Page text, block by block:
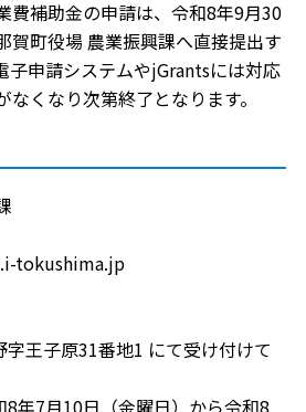
費補助金の申請は、令和8年9月30
賀町役場 農業振興課へ直接提出す
子申請システムやjGrantsには対応
なくなり次第終了となります。
tokushima.jp
王子原31番地1 にて受け付けて
年7月10日（金曜日）から令和8